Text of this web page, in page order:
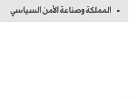
المملكة وصناعة الأمن السياسي